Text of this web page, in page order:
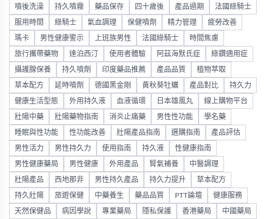
噴後洗澡 持久噴霧 藥品保存 四十歲後 產品過期 法國綠騎士
服用時間 綠騎士 氣血調理 保健噴劑 精力管理 疲勞改善
瑪卡 男性健康警示 上班族男性 法國綠騎士 時間焦慮
旅行攜帶藥物 達泊西汀 使用者體驗 阿茲海默氏症 綠鑽適用症
攝護腺保養 持久噴劑 印度藥品推薦 產品品質 植物萃取
草本配方 延時噴劑 德國黑金剛 黃秋葵牡蠣 產品對比 持久力
健康生活型態 外用持久液 血液循環 日本雄風丸 線上購物平台
壯陽中藥 壯陽藥物指南 消炎止痛藥 男性性功能 學名藥
睡眠與性功能 性功能改善 壯陽產品指南 選購指南 產品評估
男性活力 男性持久力 使用指南 持久液 性健康指南
男性健康藥局 男性健康 外用產品 腎氣補養 中醫調理
壯陽產品 西地那非 男性持久產品 持久力提升 草本配方
持久壯陽 旅遊保健 中藥養生 藥品品質 PTT論壇 健康服務
天然保健品 病因學說 專業藥局 隱私保護 香港藥局 中國藥局